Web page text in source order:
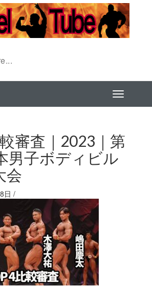
審査｜2023｜第
男子ボディビル
会
日 /